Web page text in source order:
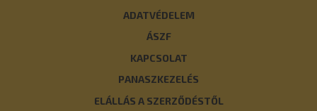
ADATVÉDELEM
ÁSZF
KAPCSOLAT
PANASZKEZELÉS
ELÁLLÁS A SZERZŐDÉSTŐL